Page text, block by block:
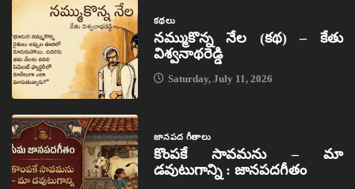
కథలు
నమ్ముకొన్న నేల (కథ) – కేతు
విశ్వనాథరెడ్డి
Saturday, July 11, 2026
జానపద గీతాలు
కొంపకే సావమను – మా
డవుటుగాన్ని : జానపదగీతం